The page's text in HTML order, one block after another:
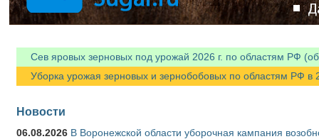
Сев яровых зерновых под урожай 2026 г. по областям РФ
Уборка урожая зерновых и зернобобовых по областям РФ в
Новости
06.08.2026 В Воронежской области уборочная кампания